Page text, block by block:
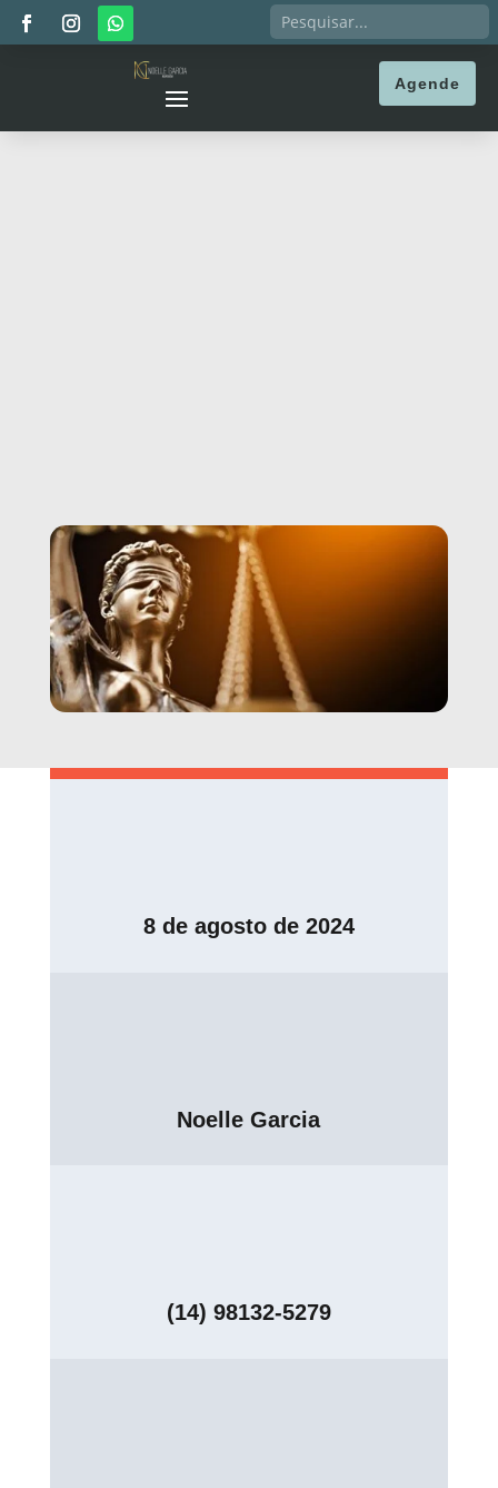
Agende
8 de agosto de 2024
Noelle Garcia
(14) 98132-5279